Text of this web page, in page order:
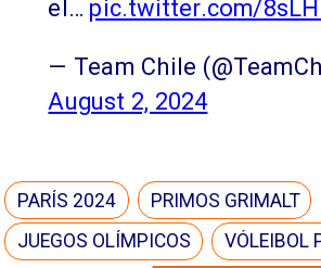
el… pic.twitter.com/
— Team Chile
August 2, 2024
PARÍS 2024
PRIMOS GRIMALT
JUEGOS OLÍMPICOS
VÓLEIBOL